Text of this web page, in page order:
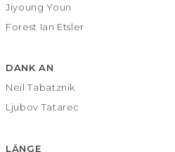
Jiyoung Youn
Forest Ian Etsler
DANK AN
Neil Tabatznik
Ljubov Tatarec
LÄNGE